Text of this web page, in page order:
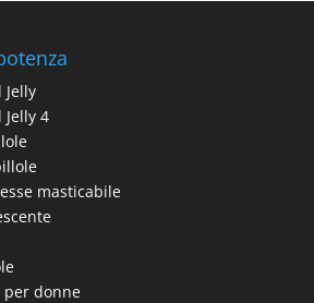
Jelly
4
masticabile
per donne